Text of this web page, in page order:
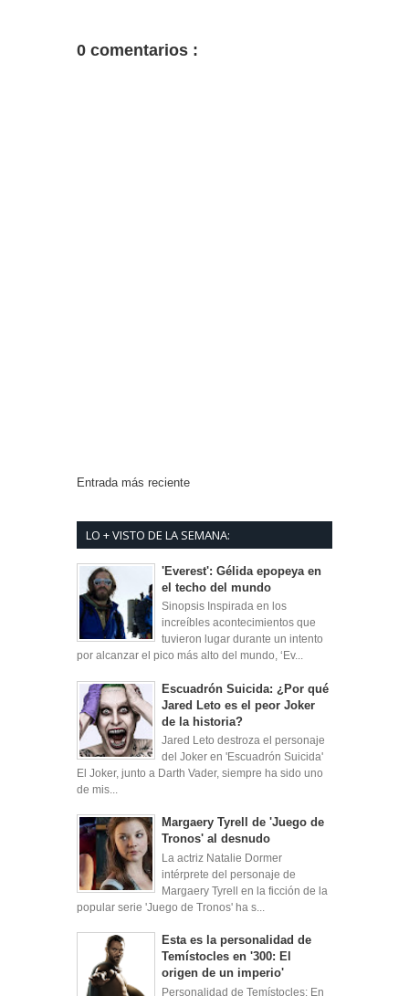
0 comentarios :
Entrada más reciente
LO + VISTO DE LA SEMANA:
'Everest': Gélida epopeya en
el techo del mundo
Sinopsis Inspirada en los
increíbles acontecimientos que
tuvieron lugar durante un intento
por alcanzar el pico más alto del mundo, ‘Ev...
Escuadrón Suicida: ¿Por qué
Jared Leto es el peor Joker
de la historia?
Jared Leto destroza el personaje
del Joker en 'Escuadrón Suicida'
El Joker, junto a Darth Vader, siempre ha sido uno
de mis...
Margaery Tyrell de 'Juego de
Tronos' al desnudo
La actriz Natalie Dormer
intérprete del personaje de
Margaery Tyrell en la ficción de la
popular serie 'Juego de Tronos' ha s...
Esta es la personalidad de
Temístocles en '300: El
origen de un imperio'
Personalidad de Temístocles: En